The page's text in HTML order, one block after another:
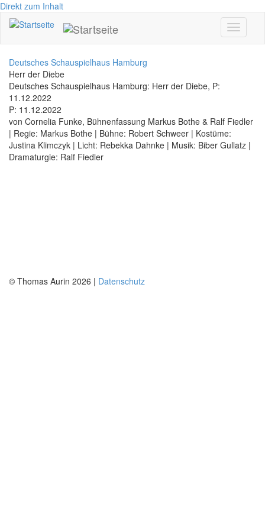
Direkt zum Inhalt
Toggle
Deutsches Schauspielhaus Hamburg
Herr der Diebe
Deutsches Schauspielhaus Hamburg: Herr der Diebe, P:
11.12.2022
P: 11.12.2022
von Cornelia Funke, Bühnenfassung Markus Bothe & Ralf Fiedler
| Regie: Markus Bothe | Bühne: Robert Schweer | Kostüme:
Justina Klimczyk | Licht: Rebekka Dahnke | Musik: Biber Gullatz |
Dramaturgie: Ralf Fiedler
© Thomas Aurin 2026 | Datenschutz